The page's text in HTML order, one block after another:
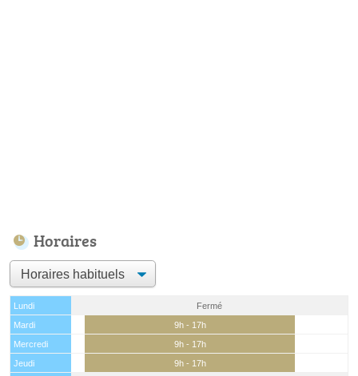
Horaires
Lundi
Fermé
Mardi
9h - 17h
Mercredi
9h - 17h
Jeudi
9h - 17h